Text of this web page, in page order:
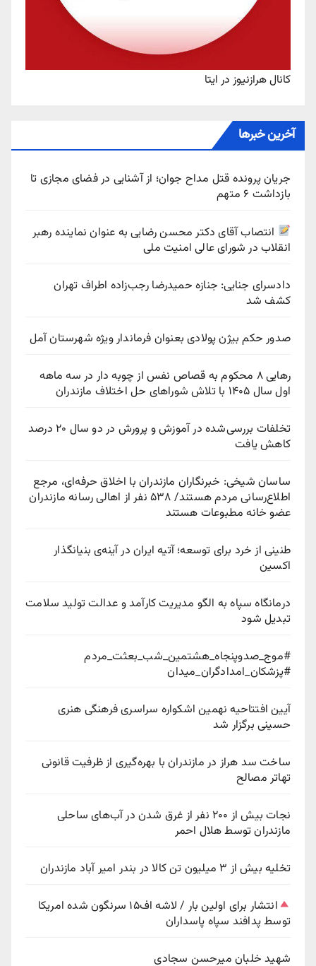
کانال هرازنیوز در ایتا
آخرین خبرها
جریان پرونده قتل مداح جوان؛ از آشنایی در فضای مجازی تا
بازداشت ۶ متهم
انتصاب آقای دکتر محسن رضایی به عنوان نماینده رهبر
انقلاب در شورای عالی امنیت ملی
دادسرای جنایی: جنازه حمیدرضا رجب‌زاده اطراف تهران
کشف شد
صدور حکم بیژن پولادی بعنوان فرماندار ویژه شهرستان آمل
رهایی ۸ محکوم به قصاص نفس از چوبه‌ دار در سه ماهه
اول سال ۱۴۰۵ با تلاش شوراهای حل اختلاف مازندران
تخلفات بررسی‌شده در آموزش و پرورش در دو سال ۲۰ درصد
کاهش یافت
ساسان شیخی: خبرنگاران مازندران با اخلاق حرفه‌ای، مرجع
اطلاع‌رسانی مردم هستند/ ۵۳۸ نفر از اهالی رسانه مازندران
عضو خانه مطبوعات هستند
طنینی از خرد برای توسعه؛ آتیه ایران در آینه‌ی بنیانگذار
اکسین
درمانگاه سپاه به الگو مدیریت کارآمد و عدالت تولید سلامت
تبدیل شود
#موج_صدوپنجاه_هشتمین_شب_بعثت_مردم
#پزشکان_امدادگران_میدان
آیین افتتاحیه نهمین اشکواره سراسری فرهنگی هنری
حسینی برگزار شد
ساخت سد هراز در مازندران با بهره‌گیری از ظرفیت قانونی
تهاتر مصالح
نجات بیش از ۲۰۰ نفر از غرق شدن در آب‌های ساحلی
مازندران توسط هلال احمر
تخلیه بیش از ۳ میلیون تن کالا در بندر امیر آباد مازندران
انتشار برای اولین بار / لاشه اف۱۵ سرنگون شده امریکا
توسط پدافند سپاه پاسداران
شهید خلبان میرحسن سجادی